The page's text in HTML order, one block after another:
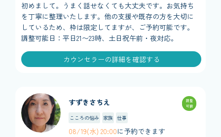
初めまして。うまく話せなくても大丈夫です。お気持ち
を丁寧に整理いたします。他の支援や既存の方を大切に
しているため、枠は限定してますが、ご予約可能です。
調整可能日：平日21〜23時、土日祝午前・夜対応。
カウンセラーの詳細を確認する
すずきさちえ
こころの悩み 家族 仕事
08/19(水) 20:00に予約できます
調整
可能